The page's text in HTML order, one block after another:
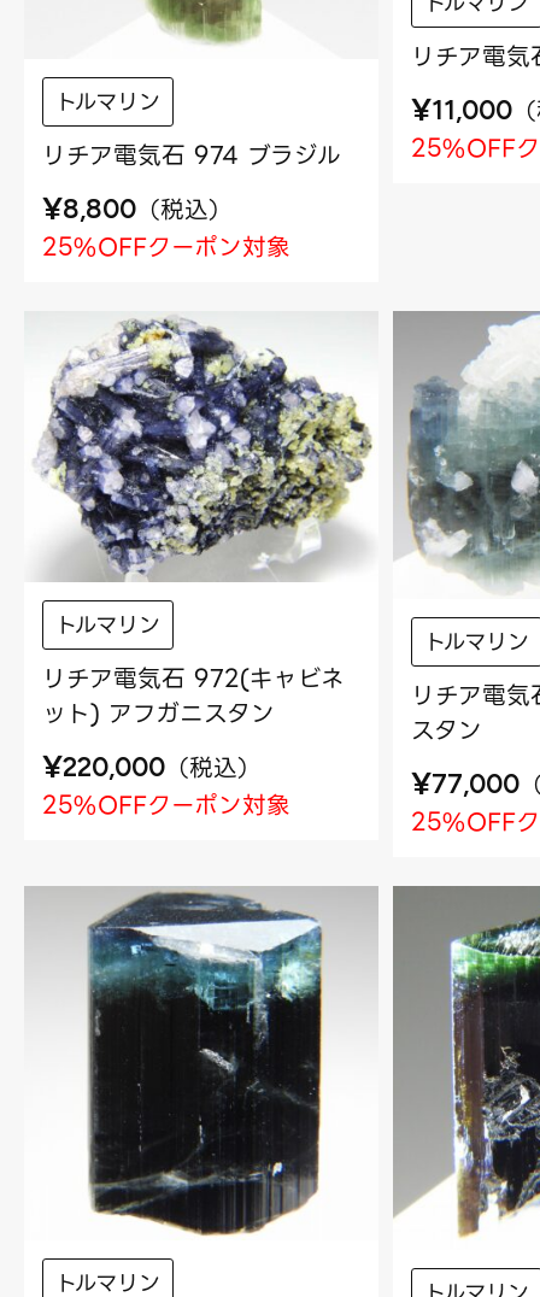
トルマリン
リチア電気石 974 ブラジル
¥8,800 （税込）
25%OFFクーポン対象
リチア電
¥11,000 （
25%OFF
トルマリン
リチア電気石 972(キャビネ
ット) アフガニスタン
¥220,000 （税込）
25%OFFクーポン対象
トルマリン
リチア電
スタン
¥77,000
25%OFF
トルマリン